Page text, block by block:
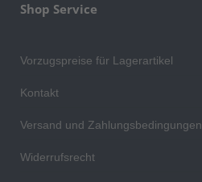
Shop Service
Vorzugspreise für Lagerartikel
Kontakt
Versand und Zahlungsbedingungen
Widerrufsrecht